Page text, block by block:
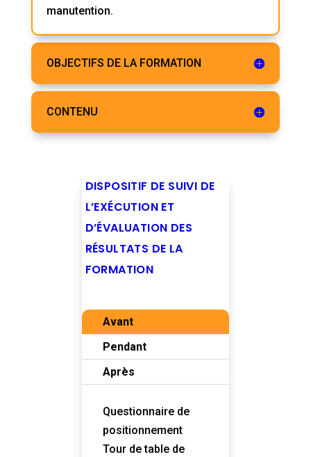
manutention.
OBJECTIFS DE LA FORMATION
CONTENU
DISPOSITIF DE SUIVI DE
L’EXÉCUTION ET
D’ÉVALUATION DES
RÉSULTATS DE LA
FORMATION
Avant
Pendant
Après
Questionnaire de
positionnement
Tour de table de